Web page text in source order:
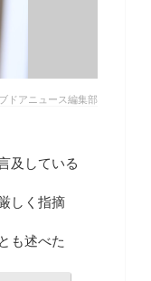
ドアニュース編集部
及している
しく指摘
も述べた